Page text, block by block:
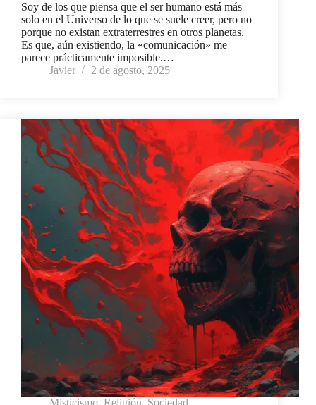
Soy de los que piensa que el ser humano está más
solo en el Universo de lo que se suele creer, pero no
porque no existan extraterrestres en otros planetas.
Es que, aún existiendo, la «comunicación» me
parece prácticamente imposible.…
Javier
2 de agosto, 2025